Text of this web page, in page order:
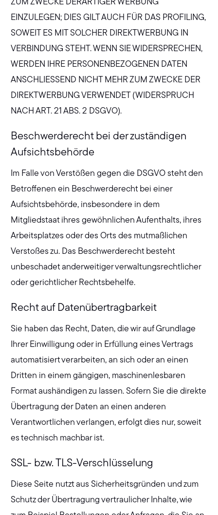
ZUM ZWECKE DERARTIGER WERBUNG
EINZULEGEN; DIES GILT AUCH FÜR DAS PROFILING,
SOWEIT ES MIT SOLCHER DIREKTWERBUNG IN
VERBINDUNG STEHT. WENN SIE WIDERSPRECHEN,
WERDEN IHRE PERSONENBEZOGENEN DATEN
ANSCHLIESSEND NICHT MEHR ZUM ZWECKE DER
DIREKTWERBUNG VERWENDET (WIDERSPRUCH
NACH ART. 21 ABS. 2 DSGVO).
Beschwerderecht bei der zuständigen
Aufsichtsbehörde
Im Falle von Verstößen gegen die DSGVO steht den
Betroffenen ein Beschwerderecht bei einer
Aufsichtsbehörde, insbesondere in dem
Mitgliedstaat ihres gewöhnlichen Aufenthalts, ihres
Arbeitsplatzes oder des Orts des mutmaßlichen
Verstoßes zu. Das Beschwerderecht besteht
unbeschadet anderweitiger verwaltungsrechtlicher
oder gerichtlicher Rechtsbehelfe.
Recht auf Datenübertragbarkeit
Sie haben das Recht, Daten, die wir auf Grundlage
Ihrer Einwilligung oder in Erfüllung eines Vertrags
automatisiert verarbeiten, an sich oder an einen
Dritten in einem gängigen, maschinenlesbaren
Format aushändigen zu lassen. Sofern Sie die direkte
Übertragung der Daten an einen anderen
Verantwortlichen verlangen, erfolgt dies nur, soweit
es technisch machbar ist.
SSL- bzw. TLS-Verschlüsselung
Diese Seite nutzt aus Sicherheitsgründen und zum
Schutz der Übertragung vertraulicher Inhalte, wie